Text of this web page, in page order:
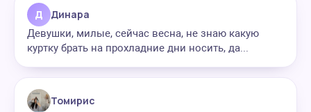
Д Динара
Девушки, милые, сейчас весна, не знаю какую
куртку брать на прохладние дни носить, да...
Томирис